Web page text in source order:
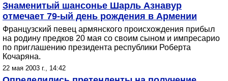
Знаменитый шансонье Шарль Азнавур
отмечает 79-ый день рождения в Армении
Французский певец армянского происхождения прибыл
на родину предков 20 мая со своим сыном и импресарио
по приглашению президента республики Роберта
Кочаряна.
22 мая 2003 г., 14:42